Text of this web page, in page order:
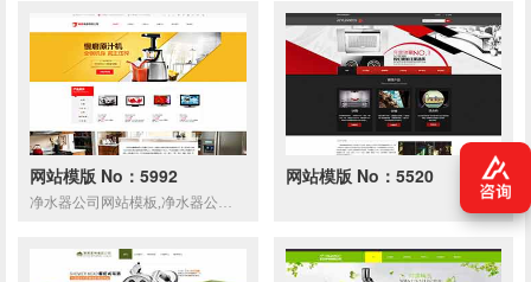
网站模版 No：5992 网站模版 No：5520